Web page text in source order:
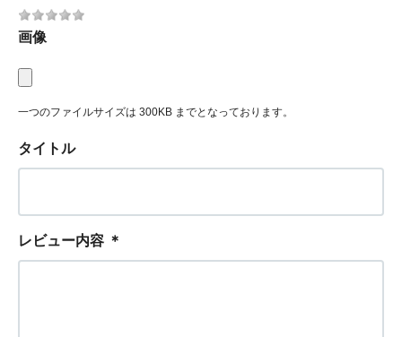
画像
一つのファイルサイズは 300KB までとなっております。
タイトル
レビュー内容 ＊